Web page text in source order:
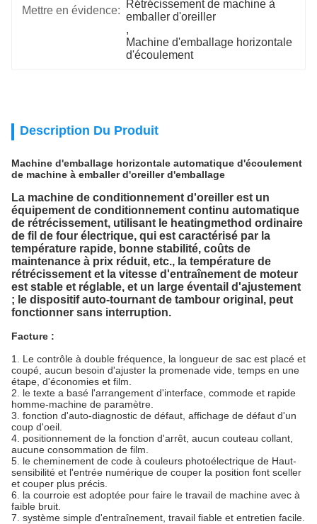
Mettre en évidence:
Rétrécissement de machine à
emballer d'oreiller
,
Machine d'emballage horizontale
d'écoulement
Description Du Produit
Machine d'emballage horizontale automatique d'écoulement
de machine à emballer d'oreiller d'emballage
La machine de conditionnement d'oreiller est un
équipement de conditionnement continu automatique
de rétrécissement, utilisant le heatingmethod ordinaire
de fil de four électrique, qui est caractérisé par la
température rapide, bonne stabilité, coûts de
maintenance à prix réduit, etc., la température de
rétrécissement et la vitesse d'entraînement de moteur
est stable et réglable, et un large éventail d'ajustement
; le dispositif auto-tournant de tambour original, peut
fonctionner sans interruption.
Facture :
1. Le contrôle à double fréquence, la longueur de sac est placé et
coupé, aucun besoin d'ajuster la promenade vide, temps en une
étape, d'économies et film.
2. le texte a basé l'arrangement d'interface, commode et rapide
homme-machine de paramètre.
3. fonction d'auto-diagnostic de défaut, affichage de défaut d'un
coup d'oeil.
4. positionnement de la fonction d'arrêt, aucun couteau collant,
aucune consommation de film.
5. le cheminement de code à couleurs photoélectrique de Haut-
sensibilité et l'entrée numérique de couper la position font sceller
et couper plus précis.
6. la courroie est adoptée pour faire le travail de machine avec à
faible bruit.
7. système simple d'entraînement, travail fiable et entretien facile.